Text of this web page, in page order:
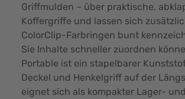
Griffmulden – über praktische,
Koffergriffe und lassen sich
ColorClip-Farbringen bunt
Sie Inhalte schneller zuordnen
Portable ist ein stapelbarer
Deckel und Henkelgriff auf der
eignet sich als kompakter Lager- und